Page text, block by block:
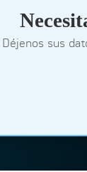
Déjenos sus